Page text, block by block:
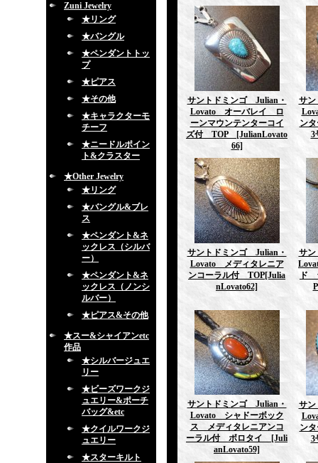
Zuni Jewelry
★リング
★バングル
★ペンダントトッ
プ
★ピアス
★その他
★キャラクターモ
チーフ
★ニードルポイン
ト&クラスター
★Other Jewelry
★リング
★バングル&ブレ
ス
★ペンダント&ネ
ックレス（シルバ
ー）
★ペンダント&ネ
ックレス（ノンシ
ルバー）
★ピアス&その他
★スー&シャイアンetc
作品
★シルバージュエ
リー
★ビーズワークジ
ュエリー&ポーチ
バッグ&etc
★クイルワークジ
ュエリー
★スターキルト
サントドミンゴ Julian・
Lovato オーバレイ ロ
ーンマウンテンターコイ
ズ付 TOP
[JulianLovato
66]
サ
ン
3
サントドミンゴ Julian・
Lovato メディタレニア
ンコーラル付 TOP[Julia
nLovato62]
サ
ド
サントドミンゴ Julian・
Lovato シャドーボック
ス メディタレニアンコ
ーラル付 ボロタイ
[Juli
anLovato59]
サ
ン
3